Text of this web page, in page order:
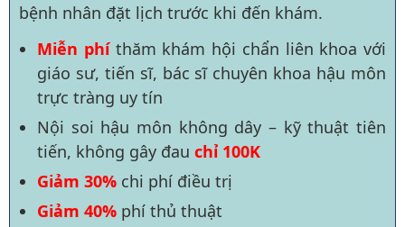
bệnh nhân đặt lịch trước khi đến khám.
Miễn phíthăm khám hội chẩn liên khoa với
giáo sư, tiến sĩ, bác sĩ chuyên khoa hậu môn
trực tràng uy tín
Nội soi hậu môn không dây – kỹ thuật tiên
tiến, không gây đau chỉ 100K
Giảm 30% chi phí điều trị
Giảm 40% phí thủ thuật